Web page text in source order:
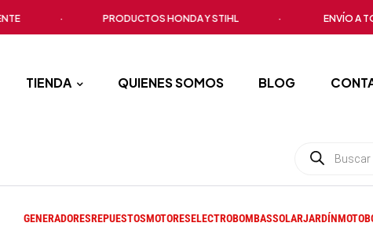
PRODUCTOS HONDA Y STIHL ENVÍO A TODO
TIENDA QUIENES SOMOS BLOG
GENERADORESREPUESTOSMOTORESELECTROBOMBASSOLARJARDÍN